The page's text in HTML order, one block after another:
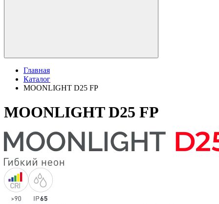
Главная
Каталог
MOONLIGHT D25 FP
MOONLIGHT D25 FP